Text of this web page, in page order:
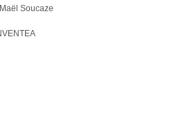
Maël Soucaze